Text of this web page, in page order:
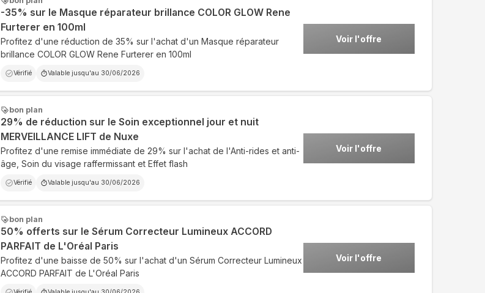
-35% sur le Masque réparateur brillance COLOR GLOW Rene
Furterer en 100ml
Profitez d'une réduction de 35% sur l'achat d'un Masque réparateur
brillance COLOR GLOW Rene Furterer en 100ml
Vérifié Valable jusqu'au 30/06/2026
Voir l'offre
bon plan
29% de réduction sur le Soin exceptionnel jour et nuit
MERVEILLANCE LIFT de Nuxe
Profitez d'une remise immédiate de 29% sur l'achat de l'Anti-rides et anti-
âge, Soin du visage raffermissant et Effet flash
Vérifié Valable jusqu'au 30/06/2026
Voir l'offre
bon plan
50% offerts sur le Sérum Correcteur Lumineux ACCORD
PARFAIT de L'Oréal Paris
Profitez d'une baisse de 50% sur l'achat d'un Sérum Correcteur Lumineux
ACCORD PARFAIT de L'Oréal Paris
Voir l'offre